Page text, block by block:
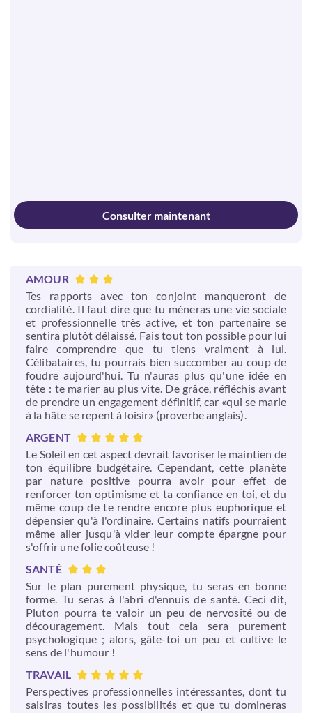
Consulter maintenant
AMOUR
Tes rapports avec ton conjoint manqueront de
cordialité. Il faut dire que tu mèneras une vie sociale
et professionnelle très active, et ton partenaire se
sentira plutôt délaissé. Fais tout ton possible pour lui
faire comprendre que tu tiens vraiment à lui.
Célibataires, tu pourrais bien succomber au coup de
foudre aujourd'hui. Tu n'auras plus qu'une idée en
tête : te marier au plus vite. De grâce, réfléchis avant
de prendre un engagement définitif, car «qui se marie
à la hâte se repent à loisir» (proverbe anglais).
ARGENT
Le Soleil en cet aspect devrait favoriser le maintien de
ton équilibre budgétaire. Cependant, cette planète
par nature positive pourra avoir pour effet de
renforcer ton optimisme et ta confiance en toi, et du
même coup de te rendre encore plus euphorique et
dépensier qu'à l'ordinaire. Certains natifs pourraient
même aller jusqu'à vider leur compte épargne pour
s'offrir une folie coûteuse !
SANTÉ
Sur le plan purement physique, tu seras en bonne
forme. Tu seras à l'abri d'ennuis de santé. Ceci dit,
Pluton pourra te valoir un peu de nervosité ou de
découragement. Mais tout cela sera purement
psychologique ; alors, gâte-toi un peu et cultive le
sens de l'humour !
TRAVAIL
Perspectives professionnelles intéressantes, dont tu
saisiras toutes les possibilités et que tu domineras